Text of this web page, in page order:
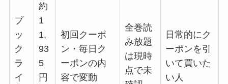
ブ
ッ
ク
ラ
イ
約
1
1,
93
5
円
初回クーポ
ン・毎日ク
ーポンの内
容で変動
全巻読
み放題
は現時
点で未
日常的にク
ーポンを引
いて買いた
い人